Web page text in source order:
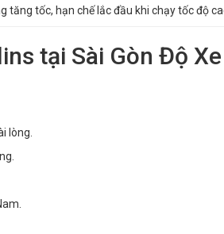
tăng tốc, hạn chế lắc đầu khi chạy tốc độ
tại Sài Gòn Độ Xe
lòng.